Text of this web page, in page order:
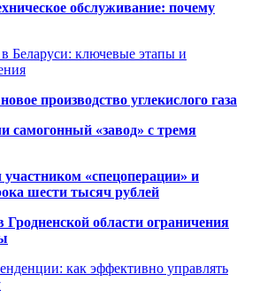
обслуживание: почему
Беларуси: ключевые этапы и
производство углекислого газа
«завод» с тремя
«спецоперации» и
шести тысяч рублей
Гродненской области ограничения
как эффективно управлять